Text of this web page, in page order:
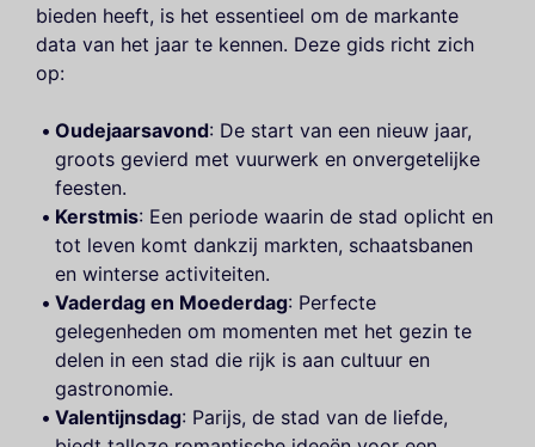
bieden heeft, is het essentieel om de markante
data van het jaar te kennen. Deze gids richt zich
op:
Oudejaarsavond: De start van een nieuw jaar,
groots gevierd met vuurwerk en onvergetelijke
feesten.
Kerstmis: Een periode waarin de stad oplicht en
tot leven komt dankzij markten, schaatsbanen
en winterse activiteiten.
Vaderdag en Moederdag: Perfecte
gelegenheden om momenten met het gezin te
delen in een stad die rijk is aan cultuur en
gastronomie.
Valentijnsdag: Parijs, de stad van de liefde,